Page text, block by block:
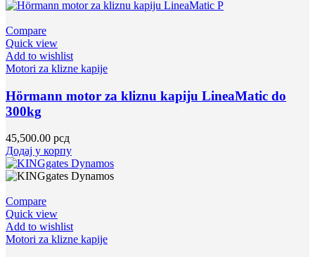
Compare
Quick view
Add to wishlist
Motori za klizne kapije
Hörmann motor za kliznu kapiju LineaMatic do
300kg
45,500.00 рсд
Додај у корпу
Compare
Quick view
Add to wishlist
Motori za klizne kapije